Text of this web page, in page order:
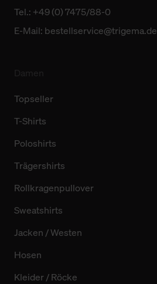
Tel.: +49 (0) 7475/88-0
E-Mail: bestellservice@trigema.de
Topseller
T-Shirts
Poloshirts
Trägershirts
Rollkragenpullover
Sweatshirts
Jacken / Westen
Hosen
Kleider / Röcke